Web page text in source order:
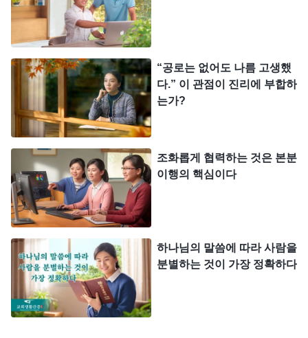
기를 좋아하는 부류에게 진리 원칙이 있겠느냐?
진리 원칙이 없는 이유는 무엇이겠느냐? 그
들이 진리 원칙에 대해 집중했겠느냐? 추구했겠느
냐? 구해 보았겠느냐? 그들은 집중하지도 추구하지
도 구하지도 않았다. 그들의 마음속에는 진리 원칙이
아예 없다. 그래서 그들은 사람의 관념 속에서 살아
갈 수밖에 없다. 그들의 마음속에는 시비와 옳고 그
름, 핑계와 이유, 궤변과 논쟁뿐이며, 그러고 나서는
서로 공격하고 판단하고 정죄한다. 이런 부류는 시비
를 논하기 좋아하고, 판단하고 정죄하기 좋아하는 성
품을 지니고 있다. 이런 부류는 진리를 전혀 사랑하
지도, 받아들이지도 않는다. 그러면서 하나님과 이치
를 따지고, 심지어는 하나님을 판단하고 대적하니,
결국 징벌받는 결말을 맞이할 뿐이다.
권 리더 일꾼의 직책ㆍ리더 일꾼의 직책(15)＞ 중에서)
“공로는 없어도 나름 고생했
다.” 이 관점이 진리에 부합하
는가?
조화롭게 협력하는 것은 본분
이행의 핵심이다
하나님의 말씀에 따라 사람을
분별하는 것이 가장 정확하다